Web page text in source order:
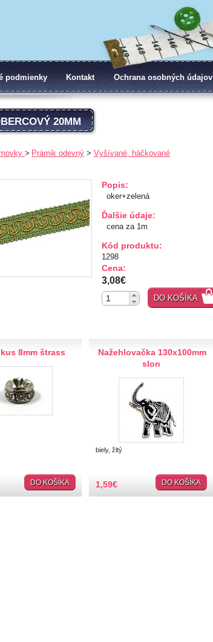
podmienky Kontakt Ochrana osobných údajov
20MM
Prámik odevný Vyšívané, háčkované
Popis:
oker+zelená
Ďalšie údaje:
cena za 1m
Kód produktu:
1298
Cena:
3,08€
DO KOŠÍKA
8mm štrass
DO KOŠÍKA
Nažehlovačka 130x100mm
slon
biely, žltý
1,59€ DO KOŠÍKA